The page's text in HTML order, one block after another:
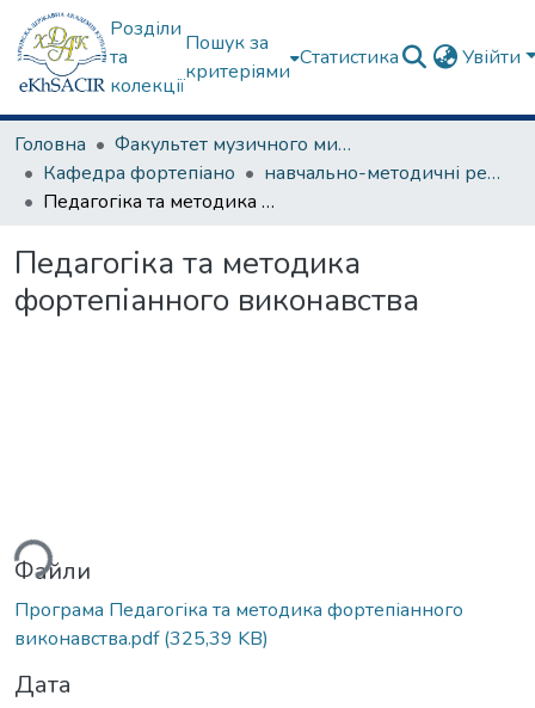
Розділи
та
колекції
Пошук за
критеріями
Статистика Увійти
Головна
Факультет музичного мистецтва
Кафедра фортепіано
навчально-методичні рекомендації, програми дисциплін
Педагогіка та методика фортепіанного виконавства
Педагогіка та методика
фортепіанного виконавства
Файли
Програма Педагогіка та методика фортепіанного
виконавства.pdf(325,39 KB)
Дата